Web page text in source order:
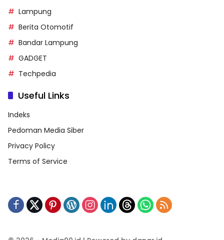
Lampung
Berita Otomotif
Bandar Lampung
GADGET
Techpedia
Useful Links
Indeks
Pedoman Media Siber
Privacy Policy
Terms of Service